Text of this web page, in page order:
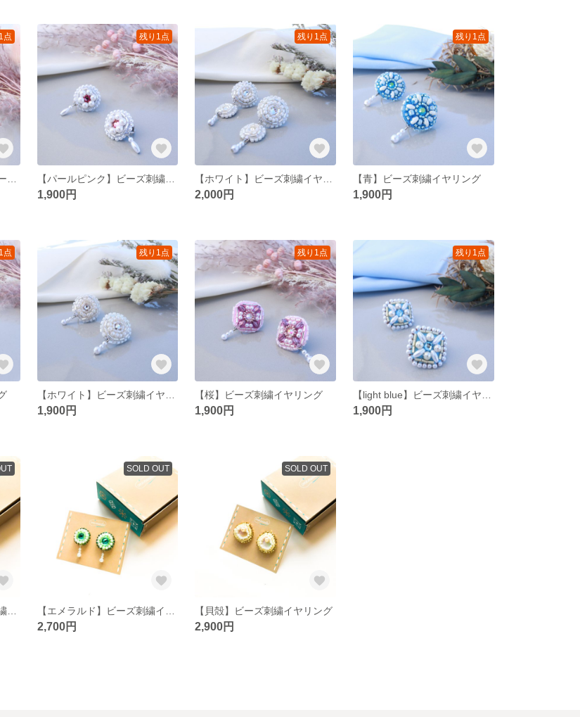
点 残り1点
【パールピンク】ビーズ刺繍イヤリング
1,900円
残り1点
2,000円
残り1点
【青】ビーズ刺繍イヤリング
1,900円
点 残り1点
1,900円
残り1点
【桜】ビーズ刺繍イヤリング
1,900円
残り1点
1,900円
【ライトブルー】ビーズ刺繍イヤリング
SOLD OUT
2,700円
SOLD OUT
【貝殻】ビーズ刺繍イヤリング
2,900円